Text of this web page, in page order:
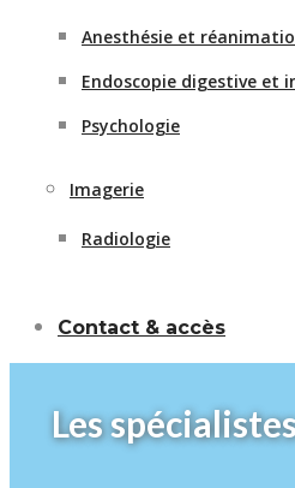
Anesthésie et
Endoscopie digestive et
Psychologie
Imagerie
Radiologie
Contact & accès
Les